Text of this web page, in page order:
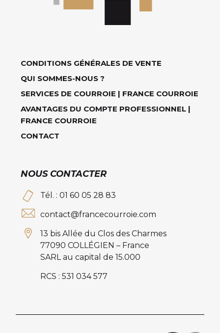
CONDITIONS GÉNÉRALES DE VENTE
QUI SOMMES-NOUS ?
SERVICES DE COURROIE | FRANCE COURROIE
AVANTAGES DU COMPTE PROFESSIONNEL |
FRANCE COURROIE
CONTACT
NOUS CONTACTER
Tél. : 01 60 05 28 83
contact@francecourroie.com
13 bis Allée du Clos des Charmes
77090 COLLÉGIEN – France
SARL au capital de 15.000
RCS : 531 034 577